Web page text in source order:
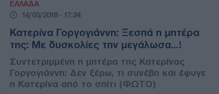
ΕΛΛΑΔΑ
14/03/2018 - 17:24
Κατερίνα Γοργογιάννη: Ξεσπά η μητέρα
της: Με δυσκολίες την μεγάλωσα...!
Συντετριμμένη η μητέρα της Κατερίνας
Γοργογιάννη: Δεν ξέρω, τι συνέβη και έφυγε
η Κατερίνα από το σπίτι (ΦΩΤΟ)